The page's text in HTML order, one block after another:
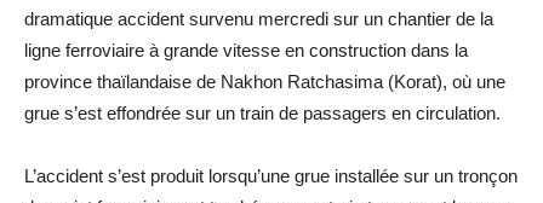
dramatique accident survenu mercredi sur un chantier de la
ligne ferroviaire à grande vitesse en construction dans la
province thaïlandaise de Nakhon Ratchasima (Korat), où une
grue s’est effondrée sur un train de passagers en circulation.
L’accident s’est produit lorsqu’une grue installée sur un tronçon